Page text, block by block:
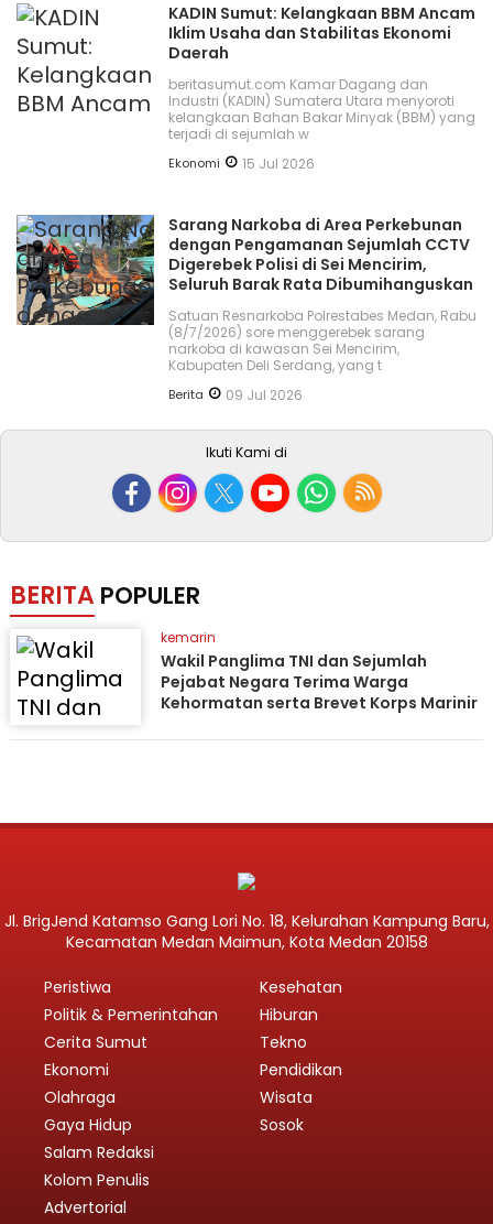
KADIN Sumut: Kelangkaan BBM Ancam
Iklim Usaha dan Stabilitas Ekonomi
Daerah
beritasumut.com Kamar Dagang dan
Industri (KADIN) Sumatera Utara menyoroti
kelangkaan Bahan Bakar Minyak (BBM) yang
terjadi di sejumlah w
Ekonomi 15 Jul 2026
Sarang Narkoba di Area Perkebunan
dengan Pengamanan Sejumlah CCTV
Digerebek Polisi di Sei Mencirim,
Seluruh Barak Rata Dibumihanguskan
Satuan Resnarkoba Polrestabes Medan, Rabu
(8/7/2026) sore menggerebek sarang
narkoba di kawasan Sei Mencirim,
Kabupaten Deli Serdang, yang t
Berita 09 Jul 2026
Ikuti Kami di
BERITA POPULER
kemarin
Wakil Panglima TNI dan Sejumlah
Pejabat Negara Terima Warga
Kehormatan serta Brevet Korps Marinir
Jl. BrigJend Katamso Gang Lori No. 18, Kelurahan Kampung Baru,
Kecamatan Medan Maimun, Kota Medan 20158
Peristiwa
Politik & Pemerintahan
Cerita Sumut
Ekonomi
Olahraga
Gaya Hidup
Kesehatan
Hiburan
Tekno
Pendidikan
Wisata
Sosok
Salam Redaksi
Kolom Penulis
Advertorial